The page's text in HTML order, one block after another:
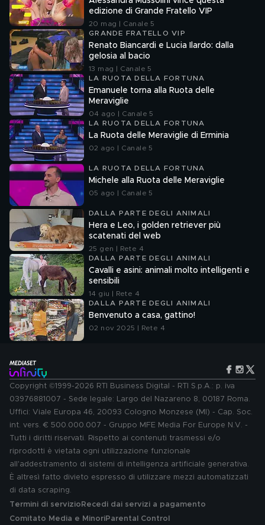
edizione di Grande Fratello VIP
20 mag | Canale 5
GRANDE FRATELLO VIP
Renato Biancardi e Lucia Ilardo: dalla
gelosia al bacio
13 mag | Canale 5
LA RUOTA DELLA FORTUNA
Emanuele torna alla Ruota delle
Meraviglie
04 ago | Canale 5
LA RUOTA DELLA FORTUNA
La Ruota delle Meraviglie di Erminia
02 ago | Canale 5
LA RUOTA DELLA FORTUNA
Michele alla Ruota delle Meraviglie
05 ago | Canale 5
DALLA PARTE DEGLI ANIMALI
Hera e Leo, i golden retriever più
scatenati del web
25 gen | Rete 4
DALLA PARTE DEGLI ANIMALI
Cavalli e asini: animali molto intelligenti e
sensibili
14 giu | Rete 4
DALLA PARTE DEGLI ANIMALI
Benvenuto a casa, gattino!
02 nov 2025 | Rete 4
Copyright ©1999-2026 RTI Business Digital - RTI S.p.A.: p. iva
03976881007 - Sede legale: Largo del Nazareno 8, 00187 Roma.
Uffici: Viale Europa 46, 20093 Cologno Monzese (MI) - Cap. Soc.
int. vers. € 500.000.007 - Gruppo MFE Media For Europe N.V. -
Tutti i diritti riservati. Rispetto ai contenuti trasmessi e/o
riprodotti è vietata ogni utilizzazione funzionale
all'addestramento di sistemi di intelligenza artificiale generativa.
È altresì fatto divieto espresso di utilizzare mezzi automatizzati
di data scraping.
Termini di servizio Recedi dai servizi a pagamento
Comitato Media e MinoriParental Control